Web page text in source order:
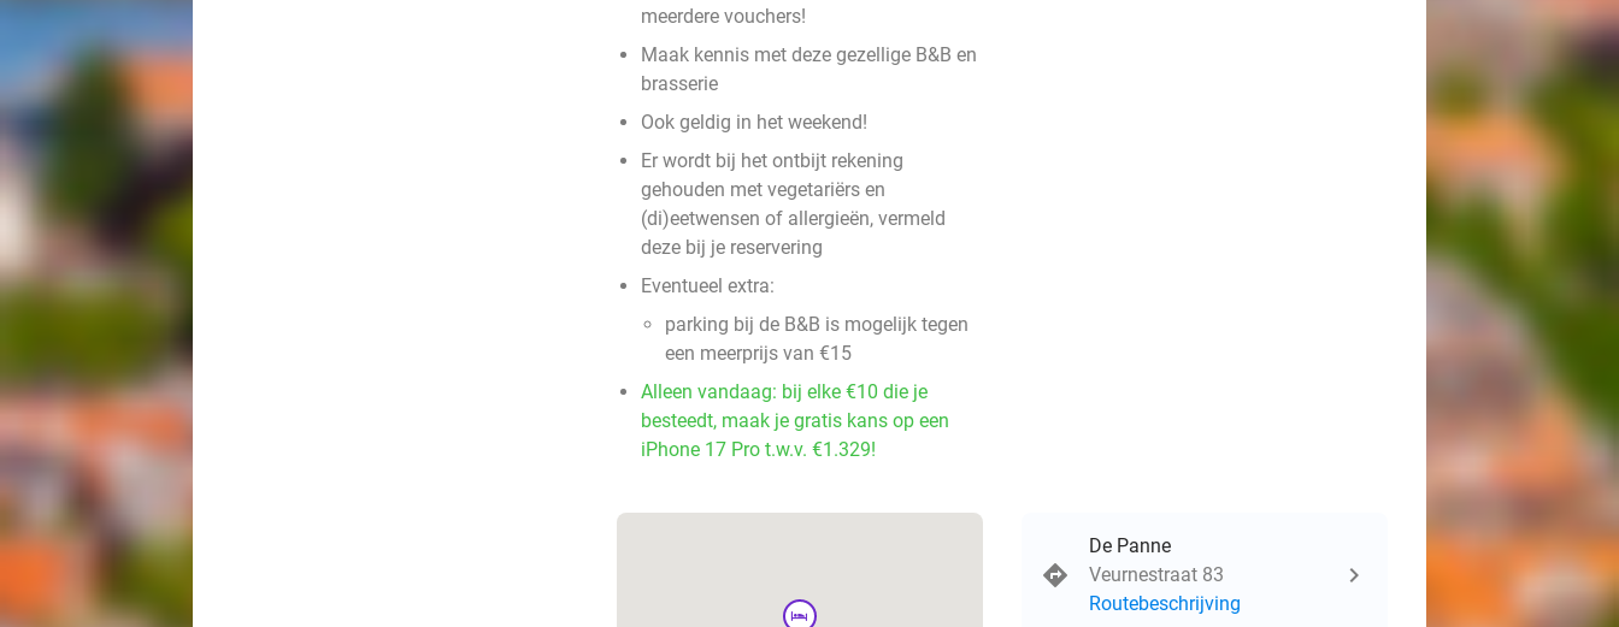
meerdere vouchers!
Maak kennis met deze gezellige B&B en
brasserie
Ook geldig in het weekend!
Er wordt bij het ontbijt rekening
gehouden met vegetariërs en
(di)eetwensen of allergieën, vermeld
deze bij je reservering
Eventueel extra:
parking bij de B&B is mogelijk tegen
een meerprijs van €15
Alleen vandaag: bij elke €10 die je
besteedt, maak je gratis kans op een
iPhone 17 Pro t.w.v. €1.329!
hotel
De Panne
Veurnestraat 83
Routebeschrijving